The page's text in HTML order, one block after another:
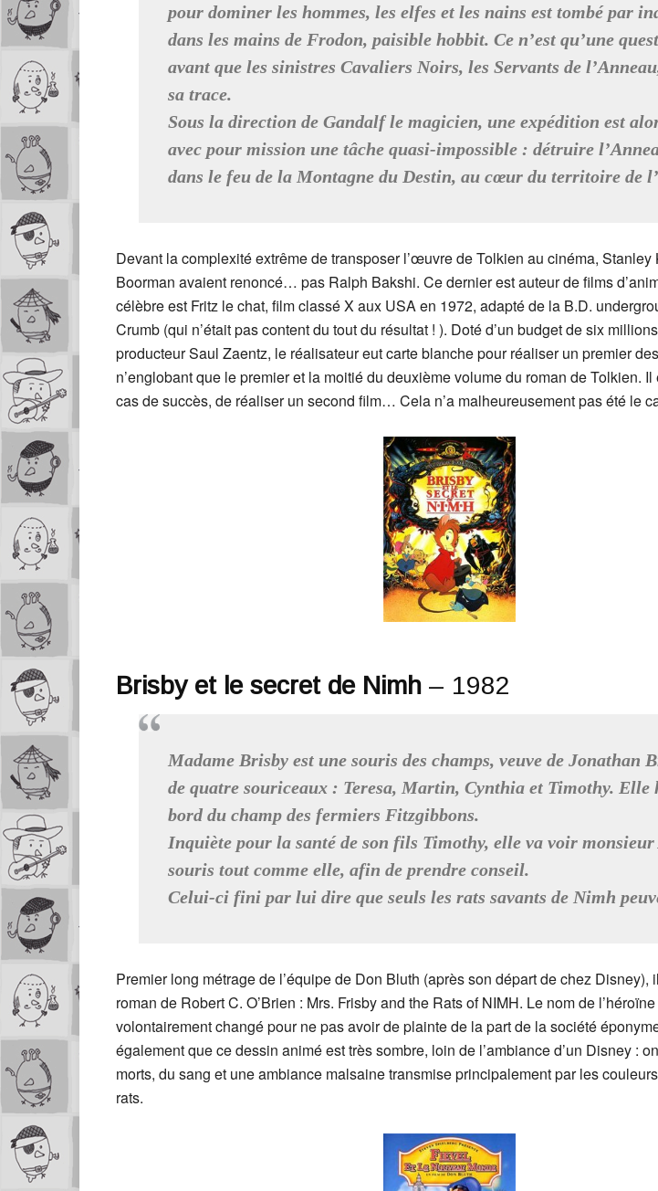
pour dominer les hommes, les elfes et les nains est tombé par
dans les mains de Frodon, paisible hobbit. Ce n’est qu’une
avant que les sinistres Cavaliers Noirs, les Servants de
sa trace.
Sous la direction de Gandalf le magicien, une expédition est
avec pour mission une tâche quasi-impossible : détruire
dans le feu de la Montagne du Destin, au cœur du territoire de
Devant la complexité extrême de transposer l’œuvre de Tolkien au cinéma, Stanley
Boorman avaient renoncé… pas Ralph Bakshi. Ce dernier est auteur de films
célèbre est Fritz le chat, film classé X aux USA en 1972, adapté de la B.D.
Crumb (qui n’était pas content du tout du résultat ! ). Doté d’un budget de six
producteur Saul Zaentz, le réalisateur eut carte blanche pour réaliser un premier
n’englobant que le premier et la moitié du deuxième volume du roman de Tolkien.
cas de succès, de réaliser un second film… Cela n’a malheureusement pas été le
Brisby et le secret de Nimh – 1982
Madame Brisby est une souris des champs, veuve de Jonathan
de quatre souriceaux : Teresa, Martin, Cynthia et Timothy. Elle
bord du champ des fermiers Fitzgibbons.
Inquiète pour la santé de son fils Timothy, elle va voir monsieur
souris tout comme elle, afin de prendre conseil.
Celui-ci fini par lui dire que seuls les rats savants de Nimh
Premier long métrage de l’équipe de Don Bluth (après son départ de chez Disney),
roman de Robert C. O’Brien : Mrs. Frisby and the Rats of NIMH. Le nom de
volontairement changé pour ne pas avoir de plainte de la part de la société
également que ce dessin animé est très sombre, loin de l’ambiance d’un Disney :
morts, du sang et une ambiance malsaine transmise principalement par les
rats.